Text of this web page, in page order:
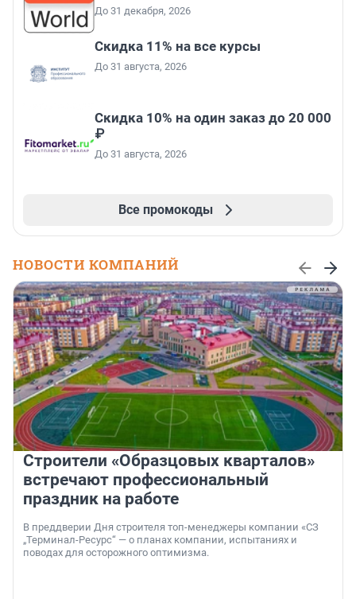
До 31 декабря, 2026
Скидка 11% на все курсы
До 31 августа, 2026
Скидка 10% на один заказ до 20 000
₽
До 31 августа, 2026
Все промокоды
НОВОСТИ КОМПАНИЙ
Строители «Образцовых кварталов»
встречают профессиональный
праздник на работе
В преддверии Дня строителя топ-менеджеры компании «СЗ
„Терминал-Ресурс“ — о планах компании, испытаниях и
поводах для осторожного оптимизма.